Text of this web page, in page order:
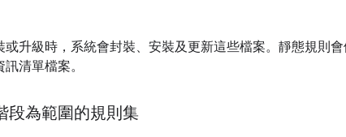
或升級時，系統會封裝、安裝及更新這些檔案。靜態規則
清單檔案。
段為範圍的規則集